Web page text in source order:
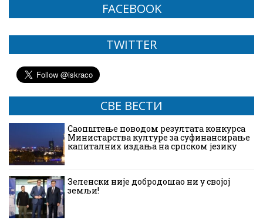
FACEBOOK
TWITTER
СВЕ ВЕСТИ
Саопштење поводом резултата конкурса
Министарства културе за суфинансирање
капиталних издања на српском језику
Зеленски није добродошао ни у својој
земљи!